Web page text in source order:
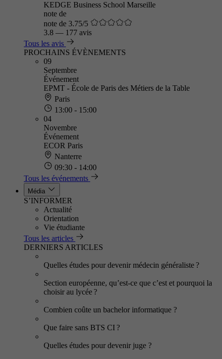
KEDGE Business School Marseille
note de
note de 3.75/5
3.8 — 177 avis
Tous les avis
PROCHAINS ÉVÈNEMENTS
09
Septembre
Événement
EPMT - École de Paris des Métiers de la Table
Paris
13:00 - 15:00
04
Novembre
Événement
ECOR Paris
Nanterre
09:30 - 14:00
Tous les événements
Média
S’INFORMER
Actualité
Orientation
Vie étudiante
Tous les articles
DERNIERS ARTICLES
Quelles études pour devenir médecin généraliste ?
Section européenne, qu’est-ce que c’est et pourquoi la
choisir au lycée ?
Combien coûte un bachelor informatique ?
Que faire sans BTS CI ?
Quelles études pour devenir juge ?